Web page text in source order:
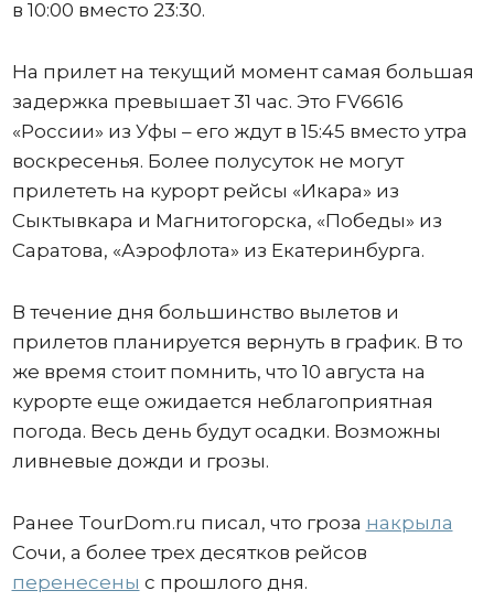
в 10:00 вместо 23:30.
На прилет на текущий момент самая большая
задержка превышает 31 час. Это FV6616
«России» из Уфы – его ждут в 15:45 вместо утра
воскресенья. Более полусуток не могут
прилететь на курорт рейсы «Икара» из
Сыктывкара и Магнитогорска, «Победы» из
Саратова, «Аэрофлота» из Екатеринбурга.
В течение дня большинство вылетов и
прилетов планируется вернуть в график. В то
же время стоит помнить, что 10 августа на
курорте еще ожидается неблагоприятная
погода. Весь день будут осадки. Возможны
ливневые дожди и грозы.
Ранее TourDom.ru писал, что гроза накрыла
Сочи, а более трех десятков рейсов
перенесены с прошлого дня.